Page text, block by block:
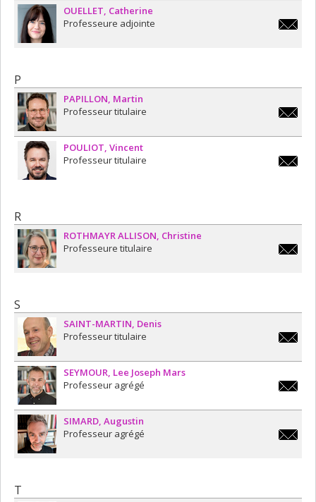
OUELLET Catherine
Professeure adjointe
P
PAPILLON Martin
Professeur titulaire
POULIOT Vincent
Professeur titulaire
R
ROTHMAYR ALLISON Christine
Professeure titulaire
S
SAINT-MARTIN Denis
Professeur titulaire
SEYMOUR Lee Joseph Mars
Professeur agrégé
SIMARD Augustin
Professeur agrégé
T